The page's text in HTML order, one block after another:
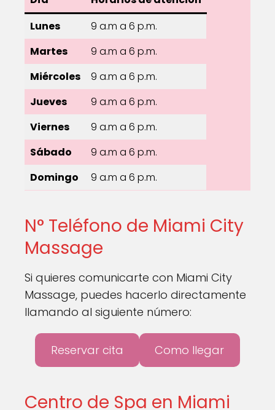
Lunes
9 a.m a 6 p.m.
Martes
9 a.m a 6 p.m.
Miércoles
9 a.m a 6 p.m.
Jueves
9 a.m a 6 p.m.
Viernes
9 a.m a 6 p.m.
Sábado
9 a.m a 6 p.m.
Domingo
9 a.m a 6 p.m.
N° Teléfono de Miami City
Massage
Si quieres comunicarte con Miami City
Massage, puedes hacerlo directamente
llamando al siguiente número:
Reservar cita Como llegar
Centro de Spa en Miami